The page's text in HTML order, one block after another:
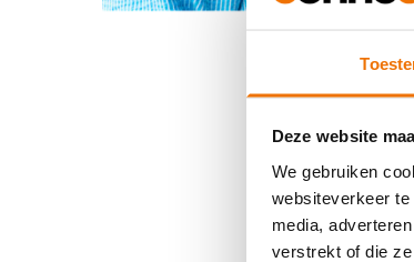
Deze website
We gebruiken
websiteverkeer
media,
verstrekt of die